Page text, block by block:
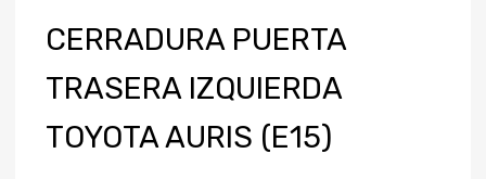
CERRADURA PUERTA
TRASERA IZQUIERDA
TOYOTA AURIS (E15)